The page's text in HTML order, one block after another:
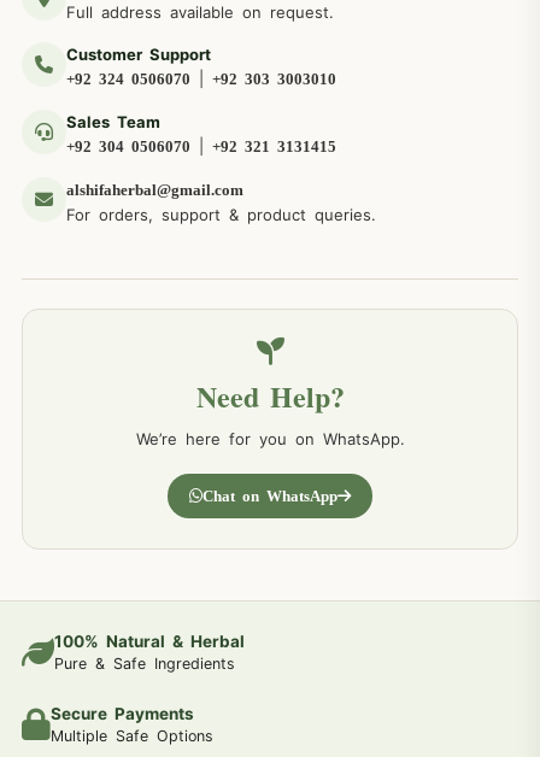
Full address available on request.
Customer Support
+92 324 0506070 +92 303 3003010
Sales Team
+92 304 0506070 +92 321 3131415
alshifaherbal@gmail.com
For orders, support & product queries.
Need Help?
We’re here for you on WhatsApp.
Chat on WhatsApp
100% Natural & Herbal
Pure & Safe Ingredients
Secure Payments
Multiple Safe Options